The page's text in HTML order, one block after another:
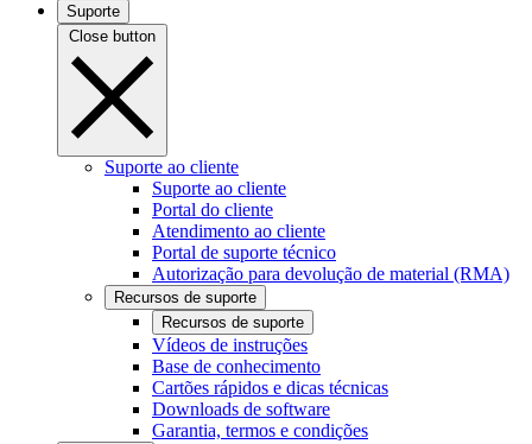
Suporte
Close button
Suporte ao cliente
Suporte ao cliente
Portal do cliente
Atendimento ao cliente
Portal de suporte técnico
Autorização para devolução de material (RMA)
Recursos de suporte
Recursos de suporte
Vídeos de instruções
Base de conhecimento
Cartões rápidos e dicas técnicas
Downloads de software
Garantia, termos e condições